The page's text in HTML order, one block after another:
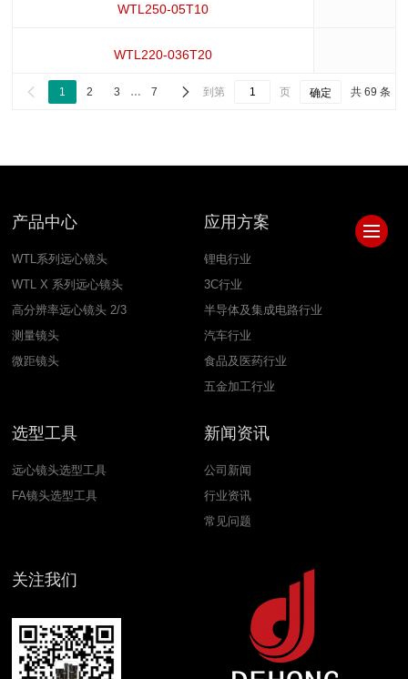
WTL250-05T10
WTL220-036T20
 1 2 3 … 7  到第 页 确定 共 69 条
产品中心
WTL系列远心镜头
WTL X 系列远心镜头
高分辨率远心镜头 2/3
测量镜头
微距镜头
应用方案
锂电行业
3C行业
半导体及集成电路行业
汽车行业
食品及医药行业
五金加工行业
选型工具
远心镜头选型工具
FA镜头选型工具
新闻资讯
公司新闻
行业资讯
常见问题
关注我们